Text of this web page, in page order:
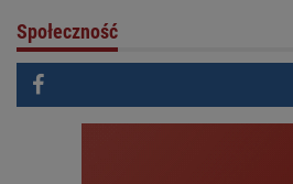
Społeczność